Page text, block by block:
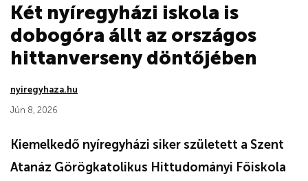
Két nyíregyházi iskola is
dobogóra állt az országos
hittanverseny döntőjében
nyiregyhaza.hu
Jún 8, 2026
Kiemelkedő nyíregyházi siker született a Szent
Atanáz Görögkatolikus Hittudományi Főiskola